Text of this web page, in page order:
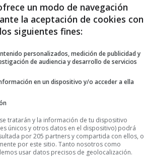
secreta entre David
de la exposición David Bowie is se puede
sugerencia, una invitación a jugar, un
especial entre el propio David Bowie y
un modo de navegación
la aceptación de cookies con
los siguientes fines:
personalizados, medición de publicidad y
de audiencia y desarrollo de servicios
en un dispositivo y/o acceder a ella
tratarán y la información de tu dispositivo
únicos y otros datos en el dispositivo) podrá
por 205 partners y compartida con ellos, o
por este sitio. Tanto nosotros como
usar datos precisos de geolocalización.